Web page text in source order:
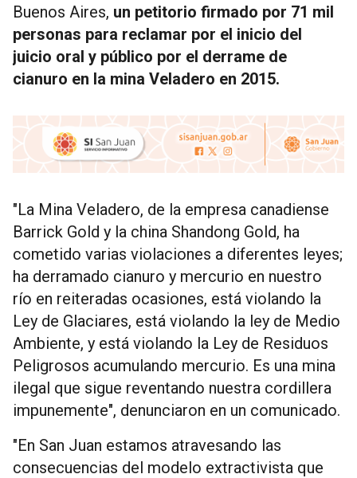
Buenos Aires, un petitorio firmado por 71 mil
personas para reclamar por el inicio del
juicio oral y público por el derrame de
cianuro en la mina Veladero en 2015.
"La Mina Veladero, de la empresa canadiense
Barrick Gold y la china Shandong Gold, ha
cometido varias violaciones a diferentes leyes;
ha derramado cianuro y mercurio en nuestro
río en reiteradas ocasiones, está violando la
Ley de Glaciares, está violando la ley de Medio
Ambiente, y está violando la Ley de Residuos
Peligrosos acumulando mercurio. Es una mina
ilegal que sigue reventando nuestra cordillera
impunemente", denunciaron en un comunicado.
"En San Juan estamos atravesando las
consecuencias del modelo extractivista que